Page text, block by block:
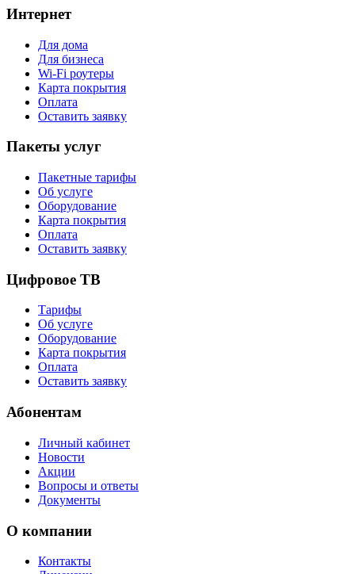
Интернет
Для дома
Для бизнеса
Wi-Fi роутеры
Карта покрытия
Оплата
Оставить заявку
Пакеты услуг
Пакетные тарифы
Об услуге
Оборудование
Карта покрытия
Оплата
Оставить заявку
Цифровое ТВ
Тарифы
Об услуге
Оборудование
Карта покрытия
Оплата
Оставить заявку
Абонентам
Личный кабинет
Новости
Акции
Вопросы и ответы
Документы
О компании
Контакты